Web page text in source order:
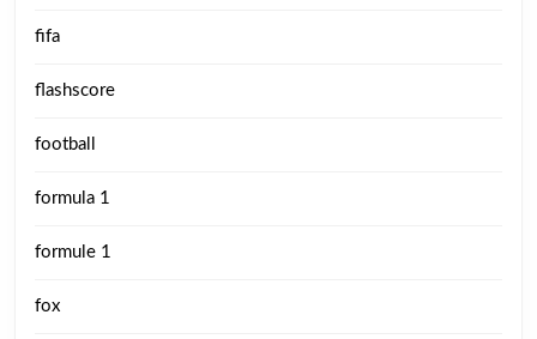
fifa
flashscore
football
formula 1
formule 1
fox